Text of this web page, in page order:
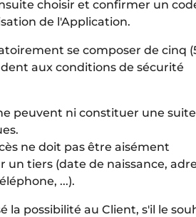
choisir et confirmer un
de l'Application.
se composer de cinq
aux conditions de sécurité
peuvent ni constituer une
ne doit pas être aisément
un tiers (date de naissance,
...).
la possibilité au Client, s'il le